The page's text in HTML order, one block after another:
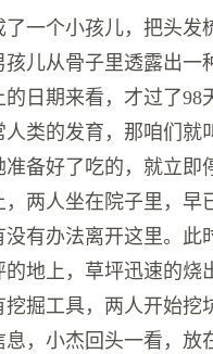
了一个小孩儿，把头
儿从骨子里透露出
日期来看，才过了98
类的发育，那咱们就
备好了吃的，就立即
两人坐在院子里，早
有办法离开这里。此
地上，草坪迅速的烧
掘工具，两人开始挖
，小杰回头一看，放